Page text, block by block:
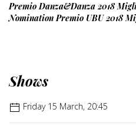
Premio Danza&Danza 2018
Nomination Premio UBU 2018
Shows
Friday 15 March, 20:45